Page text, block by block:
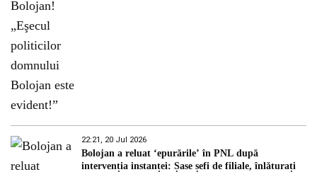
22:21, 20 Jul 2026
Bolojan a reluat ‘epurările’ în PNL după
intervenția instanței: Șase șefi de filiale, înlăturați